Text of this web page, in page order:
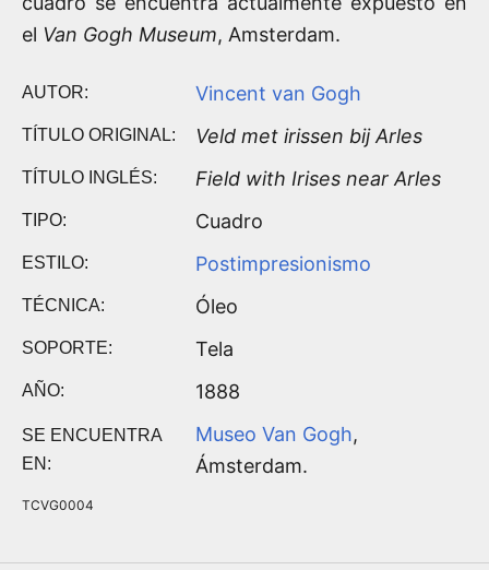
el Van Gogh Museum, Amsterdam.
AUTOR: Vincent van Gogh
TÍTULO ORIGINAL: Veld met irissen bij Arles
TÍTULO INGLÉS: Field with Irises near Arles
TIPO: Cuadro
ESTILO: Postimpresionismo
TÉCNICA: Óleo
SOPORTE: Tela
AÑO: 1888
SE ENCUENTRA
EN:
Museo Van Gogh,
Ámsterdam.
TCVG0004